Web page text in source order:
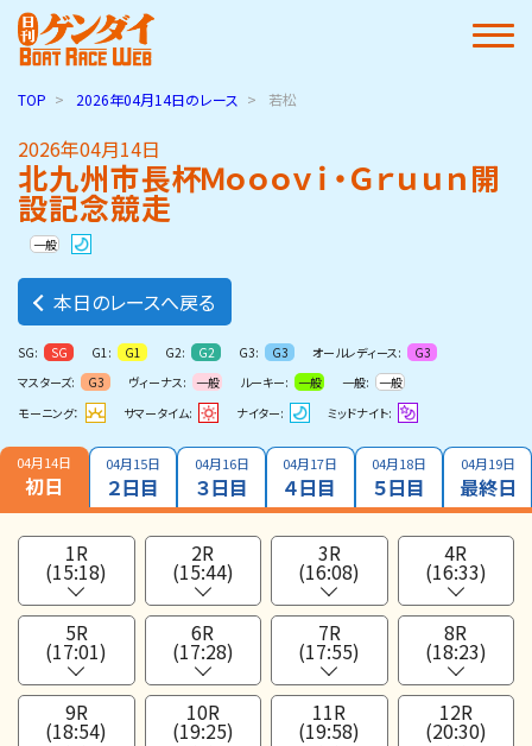
TOP 2026年04月14日のレース 若松
2026年04月14日
北九州市長杯Ｍｏｏｏｖｉ・Ｇｒｕｕｎ開
設記念競走
一般
本日のレースへ戻る
SG: SG G1: G1 G2: G2 G3: G3 オールレディース:
G3
マスターズ:
G3 ヴィーナス: 一般 ルーキー: 一般 一般: 一般
モーニング：
サマータイム: ナイター: ミッドナイト:
04月14日
初日
04月15日
２日目
04月16日
３日目
04月17日
４日目
04月18日
５日目
04月19日
最終日
1R
(15:18)
2R
(15:44)
3R
(16:08)
4R
(16:33)
5R
(17:01)
6R
(17:28)
7R
(17:55)
8R
(18:23)
9R
(18:54)
10R
(19:25)
11R
(19:58)
12R
(20:30)